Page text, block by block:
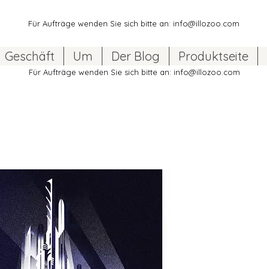
Für Aufträge wenden Sie sich bitte an: info@illozoo.com
Geschäft Um Der Blog Produktseite
Für Aufträge wenden Sie sich bitte an: info@illozoo.com